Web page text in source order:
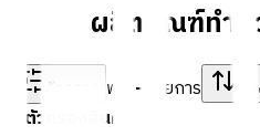
ผลิตภัณฑ์ทำคว
ตัวกรอง พบ - รายการ เรี
ตัวกรองสินค้า